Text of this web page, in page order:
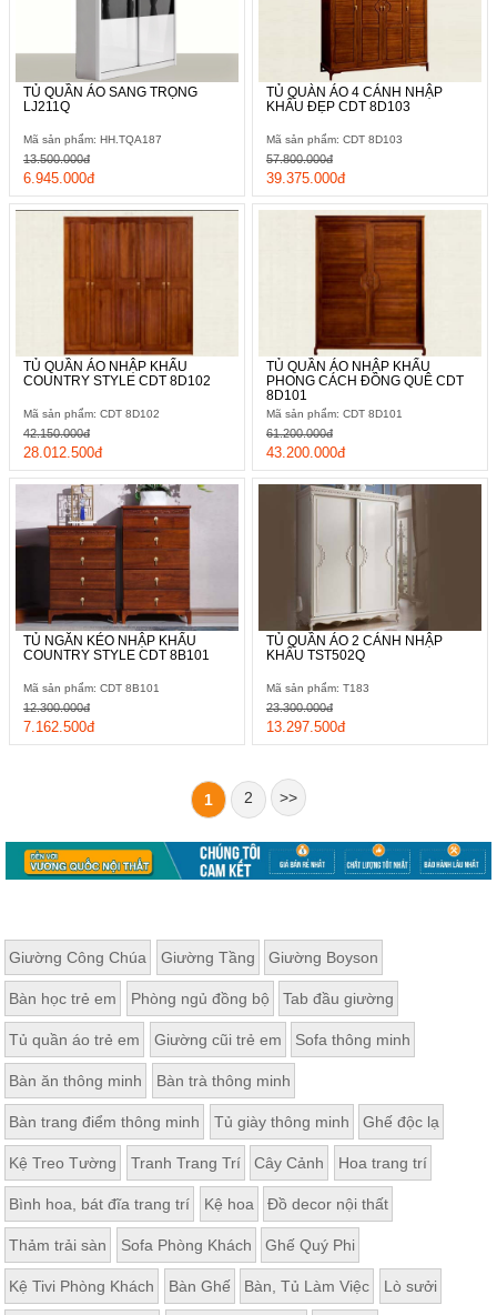
Ở không gian tủ góc, bạn có thể sắp xếp một số món phụ kiện
trang trí nhà cửa để tô điểm thêm cho chiếc tủ quần áo. Ngoài
thiết kế tiện lợi, thông minh, sản phẩm còn làm "xiêu lòng"
người tiêu dùng nhờ chất lượng tuyệt đỉnh. Chất liệu gỗ thật
kháng mối tốt, chống được co ngót, cong vênh. Ngoài ra, chiếc
tủ còn được ưu ái phun sơn Lacker 7 lớp không chỉ giúp bền
màu mà còn an toàn tuyệt đối cho sức khỏe.
TỦ QUẦN ÁO SANG TRỌNG
LJ211Q
Mã sản phẩm: HH.TQA187
6.945.000đ
13.500.000đ
TỦ QUÀN ÁO 4 CÁNH NHẬP
KHẨU ĐẸP CDT 8D103
Mã sản phẩm: CDT 8D103
39.375.000đ
57.800.000đ
TỦ QUẦN ÁO NHẬP KHẨU
COUNTRY STYLE CDT 8D102
Mã sản phẩm: CDT 8D102
28.012.500đ
42.150.000đ
TỦ QUẦN ÁO NHẬP KHẨU
PHONG CÁCH ĐỒNG QUÊ CDT
8D101
Mã sản phẩm: CDT 8D101
43.200.000đ
61.200.000đ
TỦ NGĂN KÉO NHẬP KHẨU
COUNTRY STYLE CDT 8B101
Mã sản phẩm: CDT 8B101
7.162.500đ
12.300.000đ
TỦ QUẦN ÁO 2 CÁNH NHẬP
KHẨU TST502Q
Mã sản phẩm: T183
13.297.500đ
23.300.000đ
1 2 >>
Giường Công Chúa Giường Tầng Giường Boyson
Bàn học trẻ em Phòng ngủ đồng bộ Tab đầu giường
Tủ quần áo trẻ em Giường cũi trẻ em Sofa thông minh
Bàn ăn thông minh Bàn trà thông minh
Bàn trang điểm thông minh Tủ giày thông minh Ghế độc lạ
Kệ Treo Tường Tranh Trang Trí Cây Cảnh Hoa trang trí
Bình hoa, bát đĩa trang trí Kệ hoa Đồ decor nội thất
Thảm trải sàn Sofa Phòng Khách Ghế Quý Phi
Kệ Tivi Phòng Khách Bàn Ghế Bàn, Tủ Làm Việc Lò sưởi